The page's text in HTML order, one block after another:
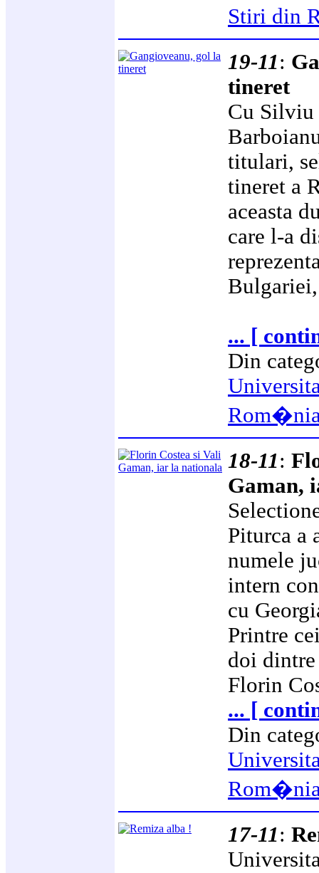
Stiri din
19-11:
tineret
Cu Silviu
titulari,
tineret a
aceasta
care l-a
... [
Din
18-11:
Gaman,
Piturca a
numele
intern
cu
Printre
doi
Florin
... [
Din
17-11: